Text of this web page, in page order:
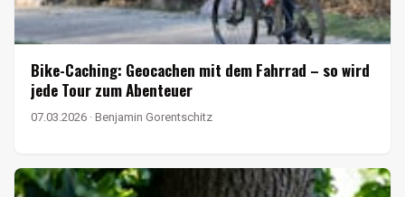
Bike-Caching: Geocachen mit dem Fahrrad – so wird
jede Tour zum Abenteuer
07.03.2026 · Benjamin Gorentschitz